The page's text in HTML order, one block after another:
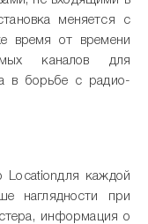
меняется с
время от времени
каналов для
в борьбе с радио-
Locationдля каждой
наглядности при
информация о